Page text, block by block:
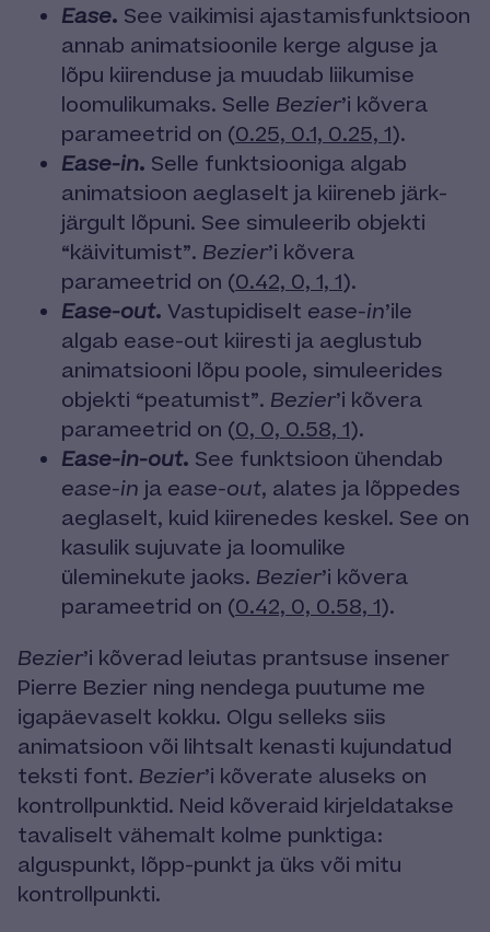
Ease. See vaikimisi ajastamisfunktsioon
annab animatsioonile kerge alguse ja
lõpu kiirenduse ja muudab liikumise
loomulikumaks. Selle Bezier’i kõvera
parameetrid on (0.25, 0.1, 0.25, 1).
Ease-in. Selle funktsiooniga algab
animatsioon aeglaselt ja kiireneb järk-
järgult lõpuni. See simuleerib objekti
“käivitumist”. Bezier’i kõvera
parameetrid on (0.42, 0, 1, 1).
Ease-out. Vastupidiselt ease-in’ile
algab ease-out kiiresti ja aeglustub
animatsiooni lõpu poole, simuleerides
objekti “peatumist”. Bezier’i kõvera
parameetrid on (0, 0, 0.58, 1).
Ease-in-out. See funktsioon ühendab
ease-in ja ease-out, alates ja lõppedes
aeglaselt, kuid kiirenedes keskel. See on
kasulik sujuvate ja loomulike
üleminekute jaoks. Bezier’i kõvera
parameetrid on (0.42, 0, 0.58, 1).
Bezier’i kõverad leiutas prantsuse insener
Pierre Bezier ning nendega puutume me
igapäevaselt kokku. Olgu selleks siis
animatsioon või lihtsalt kenasti kujundatud
teksti font. Bezier’i kõverate aluseks on
kontrollpunktid. Neid kõveraid kirjeldatakse
tavaliselt vähemalt kolme punktiga:
alguspunkt, lõpp-punkt ja üks või mitu
kontrollpunkti.